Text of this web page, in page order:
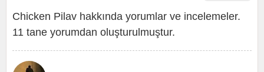
Chicken Pilav hakkında yorumlar ve incelemeler.
11 tane yorumdan oluşturulmuştur.